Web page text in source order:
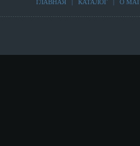
ГЛАВНАЯ| КАТАЛОГ| О